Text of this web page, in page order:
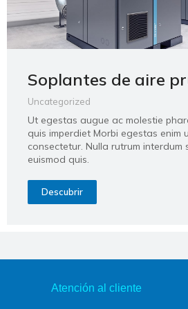
Soplantes de aire
Uncategorized
Ut egestas augue ac molestie
quis imperdiet Morbi egestas enim
consectetur. Nulla rutrum interdum
euismod quis.
Descubrir
Atención al cliente